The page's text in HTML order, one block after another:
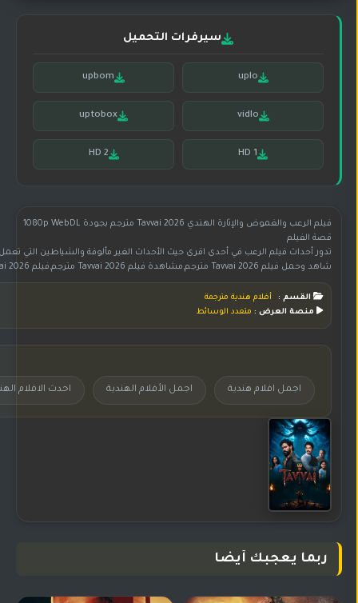
سيرفرات التحميل
uplo
upbom
vidlo
uptobox
HD 1
HD 2
فيلم الرعب والغموض والإثارة الهندي Tavvai 2026 مترجم بجودة 1080p WebDL
قصة الفيلم
تدور أحداث فيلم الرعب في أحدى اقرى حيث الأحداث الغير مألوفة والشياطين التي
شاهد وحمل فيلم Tavvai 2026 مترجم,مشاهدة فيلم Tavvai 2026 مترجم,فيلم Tavvai 2026 مترجم اون لاين,تحميل الفيلم الهندي Tavvai مترجم,الفيلم الهندي Tavvai 2026 مترجم,فيلم هندي Tavvai 2026 مترجم,مشاهدة الفيلم الهندي Tavvai مترجم,فيلم Tavvai مترجم على موقع جوري,فيلم Tavvai مترجم,اجمل الأفلام الهندية,اجمل افلام هندية,افلام هندية 2026,احدث الافلام الهندية
القسم :
أفلام هندية مترجمة
منصة العرض : متعدد الوسائط
اجمل افلام هندية اجمل الأفلام الهندية احدث الافلام
ربما يعجبك أيضا